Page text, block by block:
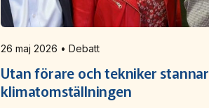
26 maj 2026 • Debatt
Utan förare och tekniker stannar
klimatomställningen